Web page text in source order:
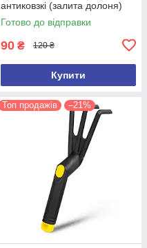
антиковзкі (залита долоня)
Готово до відправки
90 ₴ 120 ₴
Купити
Топ продажів –21%